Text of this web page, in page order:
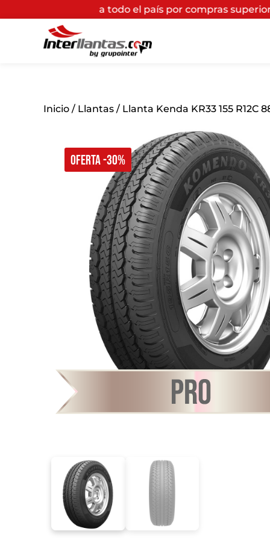
a todo el país por compras superiores a $200.000*
OFERTA -30%
Inicio / Llantas / Llanta Kenda KR33 155 R12C